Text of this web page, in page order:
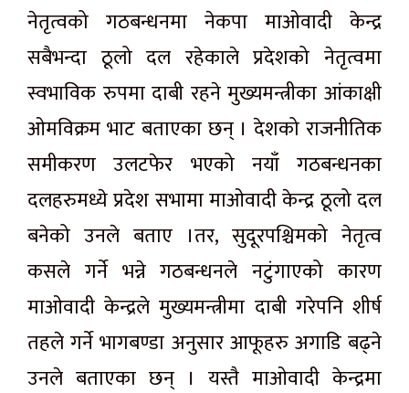
नेतृत्वको गठबन्धनमा नेकपा माओवादी केन्द्र
सबैभन्दा ठूलो दल रहेकाले प्रदेशको नेतृत्वमा
स्वभाविक रुपमा दाबी रहने मुख्यमन्त्रीका आंकाक्षी
ओमविक्रम भाट बताएका छन् । देशको राजनीतिक
समीकरण उलटफेर भएको नयाँ गठबन्धनका
दलहरुमध्ये प्रदेश सभामा माओवादी केन्द्र ठूलो दल
बनेको उनले बताए ।तर, सुदूरपश्चिमको नेतृत्व
कसले गर्ने भन्ने गठबन्धनले नटुंगाएको कारण
माओवादी केन्द्रले मुख्यमन्त्रीमा दाबी गरेपनि शीर्ष
तहले गर्ने भागबण्डा अनुसार आफूहरु अगाडि बढ्ने
उनले बताएका छन् । यस्तै माओवादी केन्द्रमा